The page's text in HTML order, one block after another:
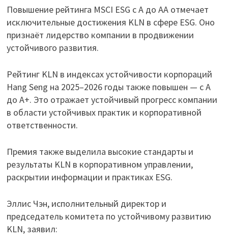
Повышение рейтинга MSCI ESG с A до AA отмечает
исключительные достижения KLN в сфере ESG. Оно
признаёт лидерство компании в продвижении
устойчивого развития.
Рейтинг KLN в индексах устойчивости корпораций
Hang Seng на 2025–2026 годы также повышен — с A
до A+. Это отражает устойчивый прогресс компании
в области устойчивых практик и корпоративной
ответственности.
Премия также выделила высокие стандарты и
результаты KLN в корпоративном управлении,
раскрытии информации и практиках ESG.
Эллис Чэн, исполнительный директор и
председатель комитета по устойчивому развитию
KLN, заявил: